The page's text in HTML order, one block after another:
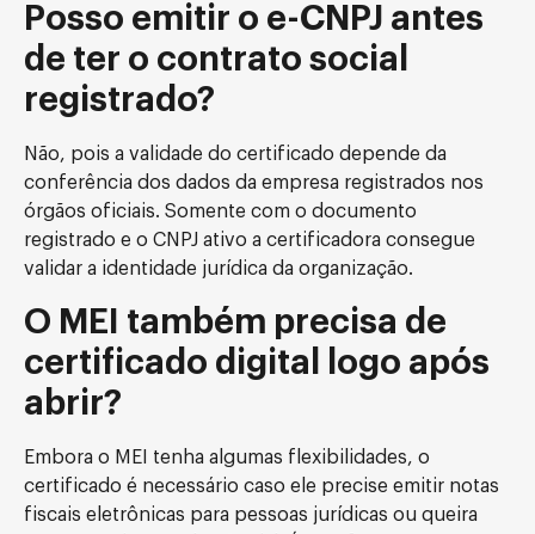
Posso emitir o e-CNPJ antes
de ter o contrato social
registrado?
Não, pois a validade do certificado depende da
conferência dos dados da empresa registrados nos
órgãos oficiais. Somente com o documento
registrado e o CNPJ ativo a certificadora consegue
validar a identidade jurídica da organização.
O MEI também precisa de
certificado digital logo após
abrir?
Embora o MEI tenha algumas flexibilidades, o
certificado é necessário caso ele precise emitir notas
fiscais eletrônicas para pessoas jurídicas ou queira